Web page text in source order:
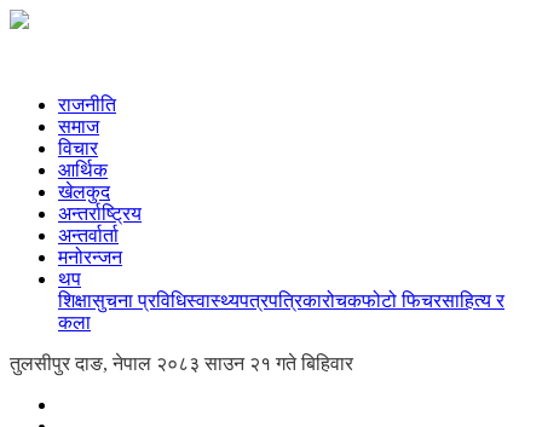
राजनीति
समाज
विचार
आर्थिक
खेलकुद
अन्तर्राष्ट्रिय
अन्तर्वार्ता
मनोरन्जन
थप
शिक्षासुचना प्रविधिस्वास्थ्यपत्रपत्रिकारोचकफोटो फिचरसाहित्य र
कला
तुलसीपुर दाङ, नेपाल २०८३ साउन २१ गते बिहिवार